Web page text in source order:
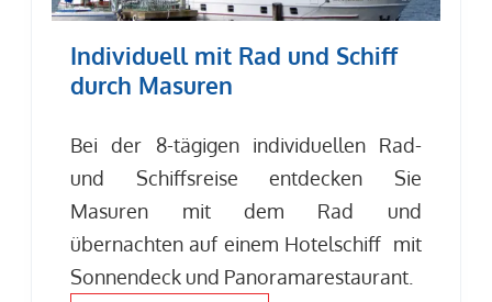
Individuell mit Rad und Schiff
durch Masuren
Bei der 8-tägigen individuellen Rad-
und Schiffsreise entdecken Sie
Masuren mit dem Rad und
übernachten auf einem Hotelschiff mit
Sonnendeck und Panoramarestaurant.